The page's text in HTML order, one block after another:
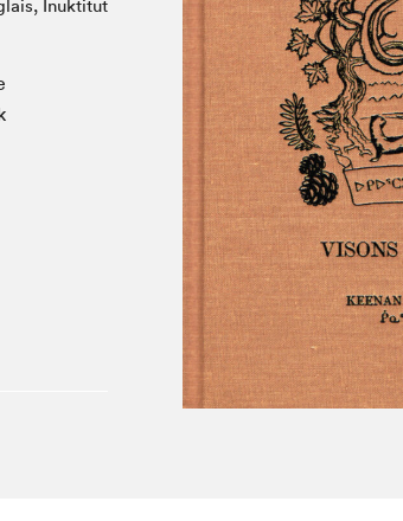
À propos du Salon
Liste des exposant·e·s
Liste des auteur·rice·s
Inuktitut